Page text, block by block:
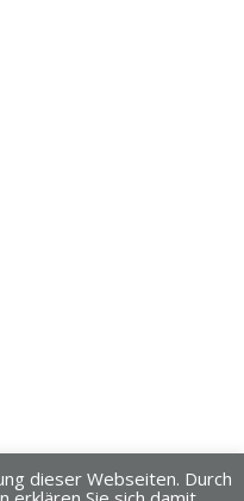
dieser Webseiten. Durch